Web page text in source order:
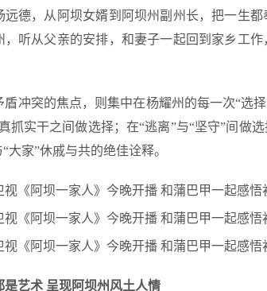
远德，从阿坝女婿到阿坝州副州长，把一生
，听从父亲的安排，和妻子一起回到家乡工
盾冲突的焦点，则集中在杨耀州的每一次“选
抓实干之间做选择；在“逃离”与“坚守”间
“大家”休戚与共的绝佳诠释。
是艺术 呈现阿坝州风土人情